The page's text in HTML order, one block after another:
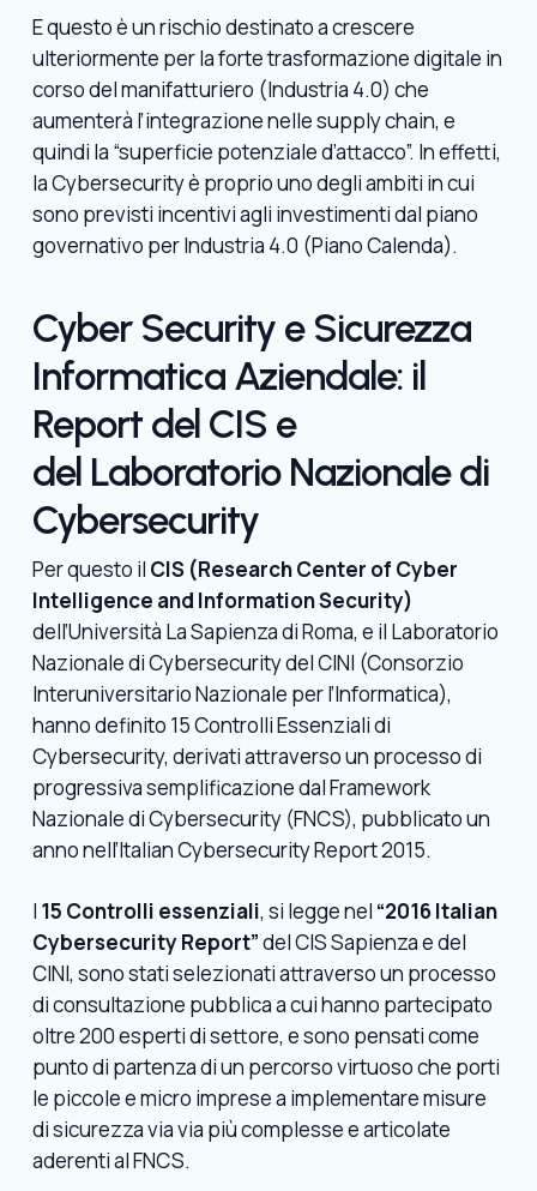
E questo è un rischio destinato a crescere
ulteriormente per la forte trasformazione digitale in
corso del manifatturiero (Industria 4.0) che
aumenterà l’integrazione nelle supply chain, e
quindi la “superficie potenziale d’attacco”. In effetti,
la Cybersecurity è proprio uno degli ambiti in cui
sono previsti incentivi agli investimenti dal piano
governativo per Industria 4.0 (Piano Calenda).
Cyber Security e Sicurezza
Informatica Aziendale: il
Report del CIS e
del Laboratorio Nazionale di
Cybersecurity
Per questo il CIS (Research Center of Cyber
Intelligence and Information Security)
dell’Università La Sapienza di Roma, e il Laboratorio
Nazionale di Cybersecurity del CINI (Consorzio
Interuniversitario Nazionale per l’Informatica),
hanno definito 15 Controlli Essenziali di
Cybersecurity, derivati attraverso un processo di
progressiva semplificazione dal Framework
Nazionale di Cybersecurity (FNCS), pubblicato un
anno nell’Italian Cybersecurity Report 2015.
I 15 Controlli essenziali, si legge nel “2016 Italian
Cybersecurity Report”del CIS Sapienza e del
CINI, sono stati selezionati attraverso un processo
di consultazione pubblica a cui hanno partecipato
oltre 200 esperti di settore, e sono pensati come
punto di partenza di un percorso virtuoso che porti
le piccole e micro imprese a implementare misure
di sicurezza via via più complesse e articolate
aderenti al FNCS.